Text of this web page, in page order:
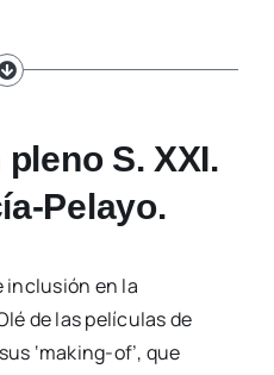
S. XXI.
Pelayo.
inclusión en la
de las películas de
‘making-of’, que